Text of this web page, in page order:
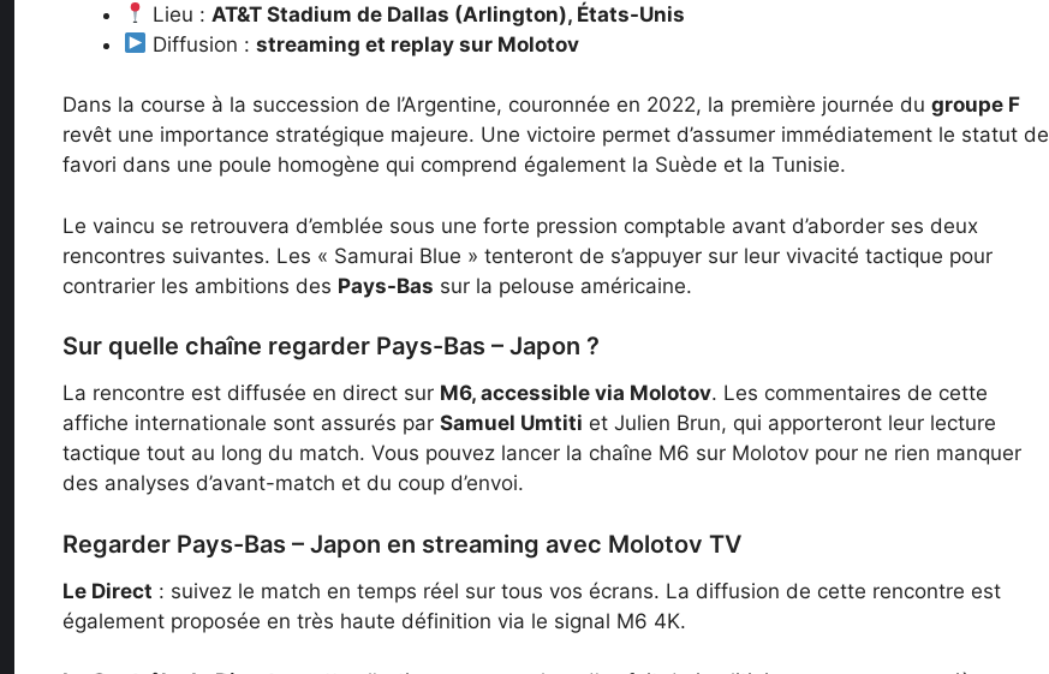
Lieu : AT&T Stadium de Dallas (Arlington), États-Unis
Diffusion :streaming et replay sur Molotov
Dans la course à la succession de l’Argentine, couronnée en 2022, la première journée du groupe F
revêt une importance stratégique majeure. Une victoire permet d’assumer immédiatement le statut de
favori dans une poule homogène qui comprend également la Suède et la Tunisie.
Le vaincu se retrouvera d’emblée sous une forte pression comptable avant d’aborder ses deux
rencontres suivantes. Les « Samurai Blue » tenteront de s’appuyer sur leur vivacité tactique pour
contrarier les ambitions des Pays-Bas sur la pelouse américaine.
Sur quelle chaîne regarder Pays-Bas – Japon ?
La rencontre est diffusée en direct sur M6, accessible via Molotov. Les commentaires de cette
affiche internationale sont assurés par Samuel Umtiti et Julien Brun, qui apporteront leur lecture
tactique tout au long du match. Vous pouvez lancer la chaîne M6 sur Molotov pour ne rien manquer
des analyses d’avant-match et du coup d’envoi.
Regarder Pays-Bas – Japon en streaming avec Molotov TV
Le Direct : suivez le match en temps réel sur tous vos écrans. La diffusion de cette rencontre est
également proposée en très haute définition via le signal M6 4K.